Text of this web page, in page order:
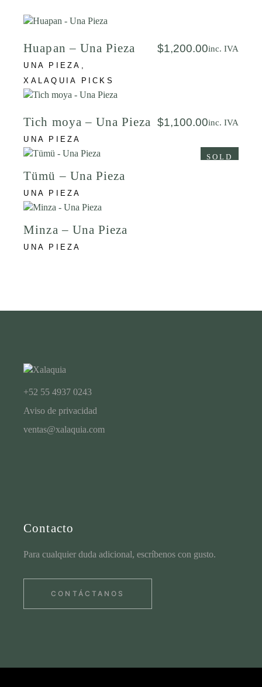
Huapan – Una Pieza
UNA PIEZA
XALAQUIA PICKS
$1,200.00inc. IVA
Tich moya – Una Pieza
UNA PIEZA
$1,100.00inc. IVA
SOLD
Tümü – Una Pieza
UNA PIEZA
Minza – Una Pieza
UNA PIEZA
+52 55 4937 0243
Aviso de privacidad
ventas@xalaquia.com
Contacto
Para cualquier duda adicional, escríbenos con gusto.
CONTÁCTANOS